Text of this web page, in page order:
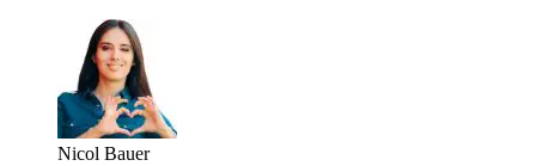
Nicol Bauer